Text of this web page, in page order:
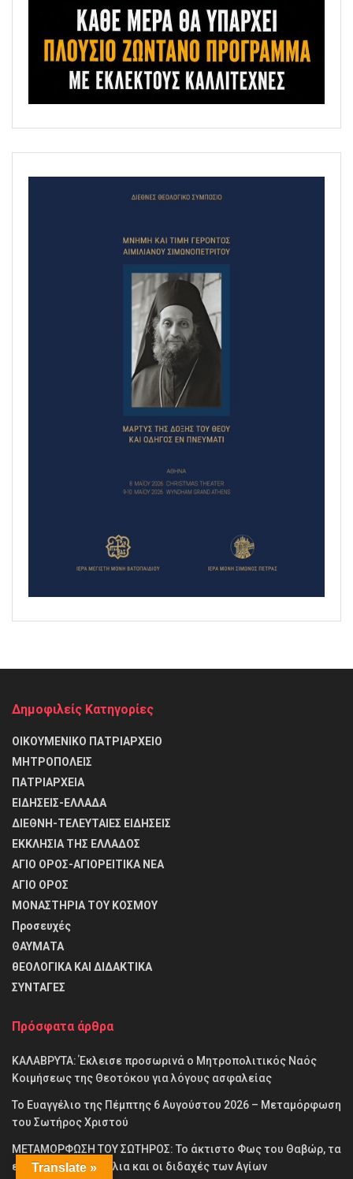
Δημοφιλείς Κατηγορίες
ΟΙΚΟΥΜΕΝΙΚΟ ΠΑΤΡΙΑΡΧΕΙΟ
ΜΗΤΡΟΠΟΛΕΙΣ
ΠΑΤΡΙΑΡΧΕΙΑ
ΕΙΔΗΣΕΙΣ-ΕΛΛΑΔΑ
ΔΙΕΘΝΗ-ΤΕΛΕΥΤΑΙΕΣ ΕΙΔΗΣΕΙΣ
ΕΚΚΛΗΣΙΑ ΤΗΣ ΕΛΛΑΔΟΣ
ΑΓΙΟ ΟΡΟΣ-ΑΓΙΟΡΕΙΤΙΚΑ ΝΕΑ
ΑΓΙΟ ΟΡΟΣ
ΜΟΝΑΣΤΗΡΙΑ ΤΟΥ ΚΟΣΜΟΥ
Προσευχές
ΘΑΥΜΑΤΑ
θΕΟΛΟΓΙΚΑ ΚΑΙ ΔΙΔΑΚΤΙΚΑ
ΣΥΝΤΑΓΕΣ
Πρόσφατα άρθρα
ΚΑΛΑΒΡΥΤΑ: Έκλεισε προσωρινά ο Μητροπολιτικός Ναός
Κοιμήσεως της Θεοτόκου για λόγους ασφαλείας
Το Ευαγγέλιο της Πέμπτης 6 Αυγούστου 2026 – Μεταμόρφωση
του Σωτήρος Χριστού
ΜΕΤΑΜΟΡΦΩΣΗ ΤΟΥ ΣΩΤΗΡΟΣ: Το άκτιστο Φως του Θαβώρ, τα
ευλογημένα σταφύλια και οι διδαχές των Αγίων
Translate »